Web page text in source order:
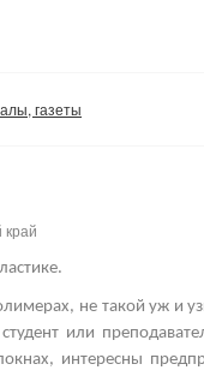
газеты
край
не такой уж и
или
интересны